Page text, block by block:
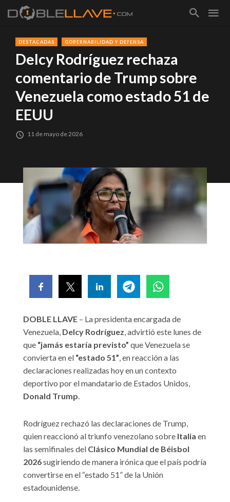
DESTACADAS GOBERNABILIDAD Y DEFENSA
Delcy Rodríguez rechaza
comentario de Trump sobre
Venezuela como estado 51 de
EEUU
11 de mayo de 2026
DOBLE LLAVE – La presidenta encargada de
Venezuela, Delcy Rodríguez, advirtió este lunes de
que “jamás estaría previsto” que Venezuela se
convierta en el “estado 51”, en reacción a las
declaraciones realizadas hoy en un contexto
deportivo por el mandatario de Estados Unidos,
Donald Trump.
Rodríguez rechazó las declaraciones de Trump,
quien reaccionó al triunfo venezolano sobre Italia en
las semifinales del Clásico Mundial de Béisbol
2026sugiriendo de manera irónica que el país podría
convertirse en el “estado 51” de la Unión
estadounidense.